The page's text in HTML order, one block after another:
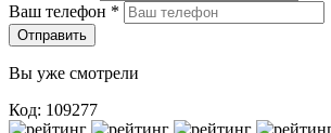
Ваш телефон *
Отправить
Вы уже смотрели
Код: 109277